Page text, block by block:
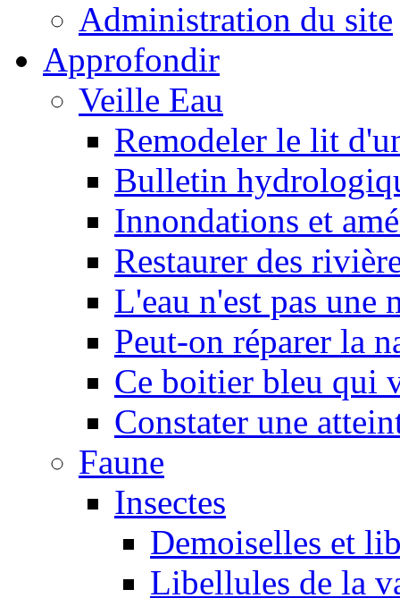
Administration du site
Approfondir
Veille Eau
Remodeler le lit
Bulletin
Innondations et
Restaurer des
L'eau n'est pas une
Peut-on réparer la
Ce boitier bleu qui
Constater une
Faune
Insectes
Demoiselles et
Libellules de la